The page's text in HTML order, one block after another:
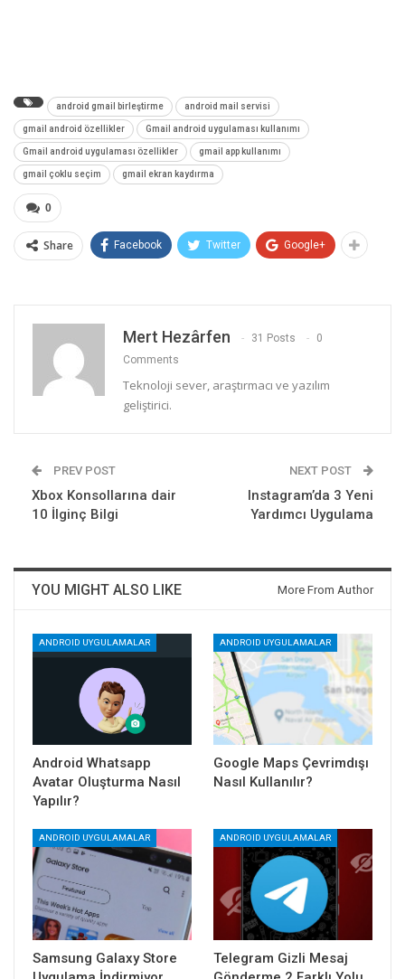
android gmail birleştirme android mail servisi
gmail android özellikler Gmail android uygulaması kullanımı
Gmail android uygulaması özellikler gmail app kullanımı
gmail çoklu seçim gmail ekran kaydırma
0
Share Facebook Twitter Google+
Mert Hezârfen 31 Posts
0
Comments
Teknoloji sever, araştırmacı ve yazılım
geliştirici.
PREV POST
Xbox Konsollarına dair
10 İlginç Bilgi
NEXT POST
Instagram’da 3 Yeni
Yardımcı Uygulama
YOU MIGHT ALSO LIKE More From Author
ANDROID UYGULAMALAR
Android Whatsapp
Avatar Oluşturma Nasıl
Yapılır?
ANDROID UYGULAMALAR
Google Maps Çevrimdışı
Nasıl Kullanılır?
ANDROID UYGULAMALAR
Samsung Galaxy Store
ANDROID UYGULAMALAR
Telegram Gizli Mesaj